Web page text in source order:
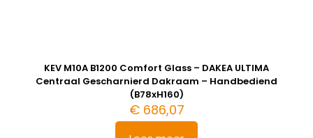
KEV M10A B1200 Comfort Glass – DAKEA ULTIMA
Centraal Gescharnierd Dakraam – Handbediend
(B78xH160)
€686,07